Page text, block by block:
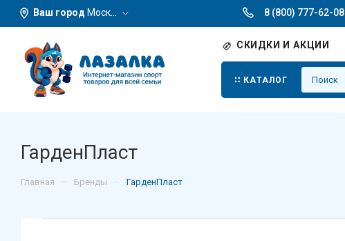
Ваш город Москва 8 (800) 777-62-08
СКИДКИ И АКЦИИ
КАТАЛОГ
ГарденПласт
Главная – Бренды – ГарденПласт